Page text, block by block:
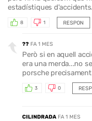
estadístiques
RESPON
8 1
?? FA 1 MES
Però si en aquell
era una merda...no
porsche
3 0
CILINDRADA FA 1 MES